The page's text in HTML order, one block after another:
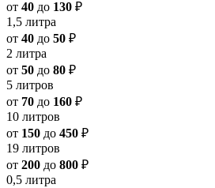
от 40 до 130 ₽
1,5 литра
от 40 до 50 ₽
2 литра
от 50 до 80 ₽
5 литров
от 70 до 160 ₽
10 литров
от 150 до 450 ₽
19 литров
от 200 до 800 ₽
0,5 литра